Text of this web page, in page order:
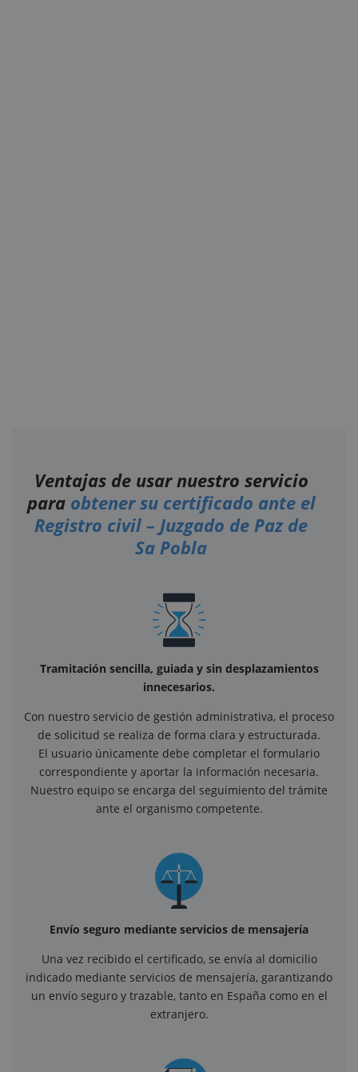
Ventajas de usar nuestro servicio
para obtener su certificado ante el
Registro civil – Juzgado de Paz de
Sa Pobla
Tramitación sencilla, guiada y sin desplazamientos
innecesarios.
Con nuestro servicio de gestión administrativa, el proceso
de solicitud se realiza de forma clara y estructurada.
El usuario únicamente debe completar el formulario
correspondiente y aportar la información necesaria.
Nuestro equipo se encarga del seguimiento del trámite
ante el organismo competente.
Envío seguro mediante servicios de mensajería
Una vez recibido el certificado, se envía al domicilio
indicado mediante servicios de mensajería, garantizando
un envío seguro y trazable, tanto en España como en el
extranjero.